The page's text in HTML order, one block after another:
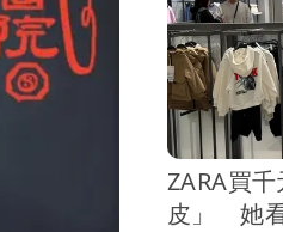
由黑潮維持
少颱風因此
得持續觀察
ZARA買
皮」 她